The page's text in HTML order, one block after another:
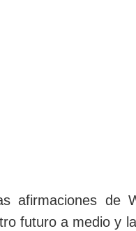
este respecto,
promuevan la